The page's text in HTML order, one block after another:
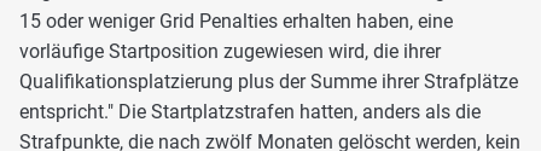
15 oder weniger Grid Penalties erhalten haben, eine
vorläufige Startposition zugewiesen wird, die ihrer
Qualifikationsplatzierung plus der Summe ihrer Strafplätze
entspricht." Die Startplatzstrafen hatten, anders als die
Strafpunkte, die nach zwölf Monaten gelöscht werden, kein